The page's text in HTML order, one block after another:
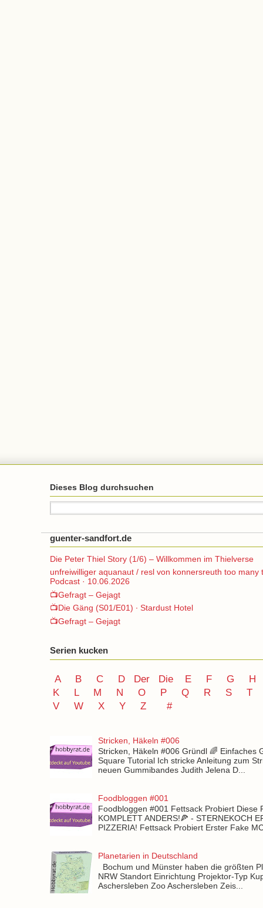
Dieses Blog durchsuchen
guenter-sandfort.de
Die Peter Thiel Story (1/6) – Willkommen im Thielverse
unfreiwilliger aquanaut / resl von konnersreuth too many
Podcast · 10.06.2026
📺Gefragt – Gejagt
📺Die Gäng (S01/E01) ∙ Stardust Hotel
📺Gefragt – Gejagt
Serien kucken
A B C D Der Die E F G
H
K
L M N O P Q R S
T
V
W X Y Z #
Stricken, Häkeln #006
Stricken, Häkeln #006 Gründl 🌈 Einfaches
Square Tutorial Ich stricke Anleitung zum
neuen Gummibandes Judith Jelena D...
Foodbloggen #001
Foodbloggen #001 Fettsack Probiert Diese
KOMPLETT ANDERS!🍕 - STERNEKOCH
PIZZERIA! Fettsack Probiert Erster Fake
Planetarien in Deutschland
Bochum und Münster haben die größten
NRW Standort Einrichtung Projektor-Typ
Aschersleben Zoo Aschersleben Zeis...